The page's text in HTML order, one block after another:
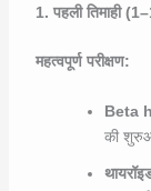
1. पहली तिमाही
महत्वपूर्ण परीक्षण:
Beta
की